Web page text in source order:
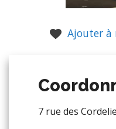
Ajouter à
7 rue des